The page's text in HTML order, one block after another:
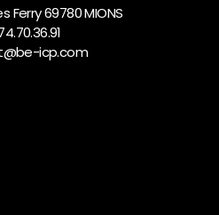
Ferry 69780 MIONS
icp.com